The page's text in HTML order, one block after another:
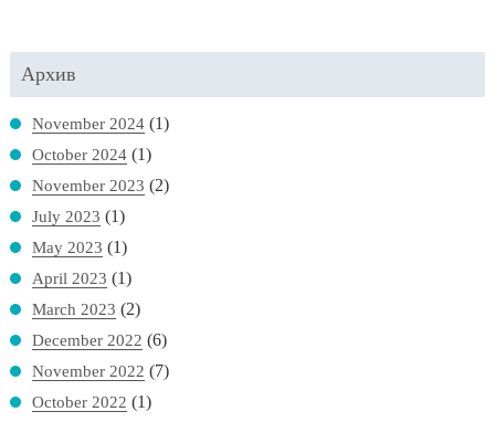
Архив
November 2024(1)
October 2024(1)
November 2023 (2)
July 2023 (1)
May 2023 (1)
April 2023 (1)
March 2023 (2)
December 2022 (6)
November 2022 (7)
October 2022 (1)